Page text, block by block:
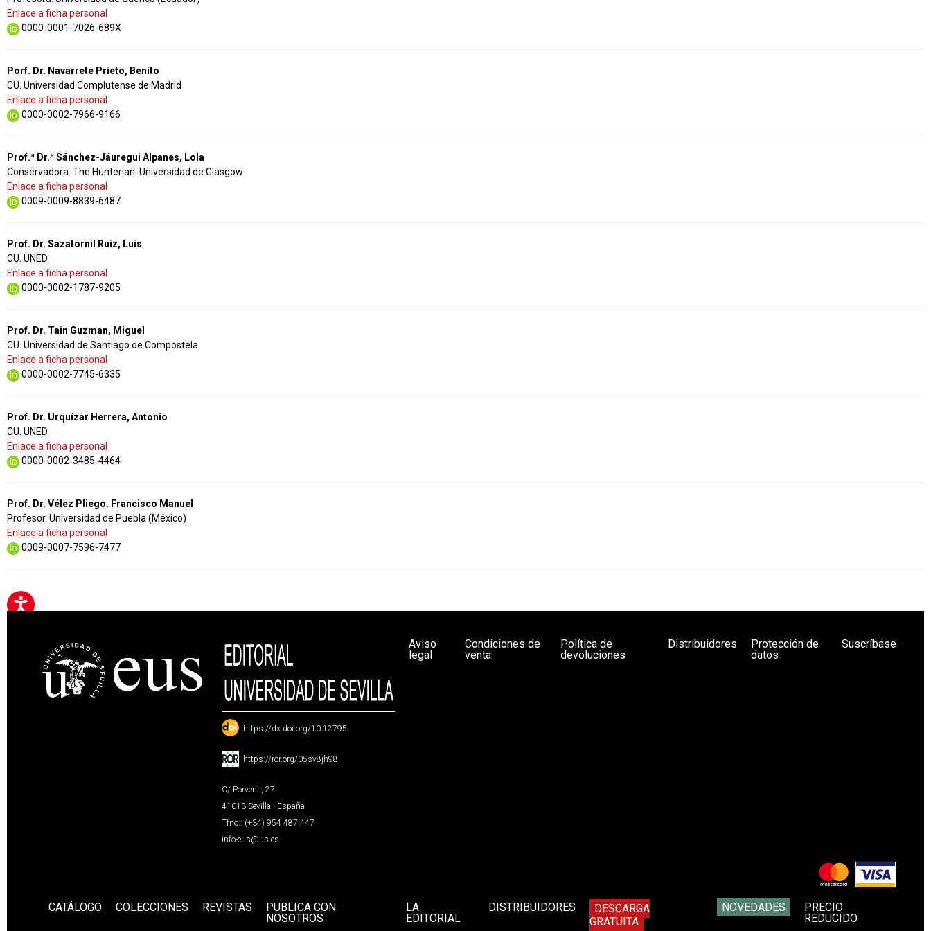
Enlace a ficha personal
0000-0001-7026-689X
Porf. Dr. Navarrete Prieto, Benito
CU. Universidad Complutense de Madrid
Enlace a ficha personal
0000-0002-7966-9166
Prof.ª Dr.ª Sánchez-Jáuregui Alpanes, Lola
Conservadora. The Hunterian. Universidad de Glasgow
Enlace a ficha personal
0009-0009-8839-6487
Prof. Dr. Sazatornil Ruiz, Luis
CU. UNED
Enlace a ficha personal
0000-0002-1787-9205
Prof. Dr. Tain Guzman, Miguel
CU. Universidad de Santiago de Compostela
Enlace a ficha personal
0000-0002-7745-6335
Prof. Dr. Urquízar Herrera, Antonio
CU. UNED
Enlace a ficha personal
0000-0002-3485-4464
Prof. Dr. Vélez Pliego. Francisco Manuel
Profesor. Universidad de Puebla (México)
Enlace a ficha personal
0009-0007-7596-7477
: https://dx.doi.org/10.12795
: https://ror.org/05sv8jh98
C/ Porvenir, 27
41013 Sevilla · España
Tfno.: (+34) 954 487 447
info-eus@us.es
Aviso
legal
Condiciones de
venta
Política de
devoluciones
Distribuidores
Protección de
datos
Suscríbase
CATÁLOGO COLECCIONES REVISTAS
PUBLICA CON
NOSOTROS
LA
EDITORIAL
DISTRIBUIDORES
DESCARGA
GRATUITA
NOVEDADES
PRECIO
REDUCIDO